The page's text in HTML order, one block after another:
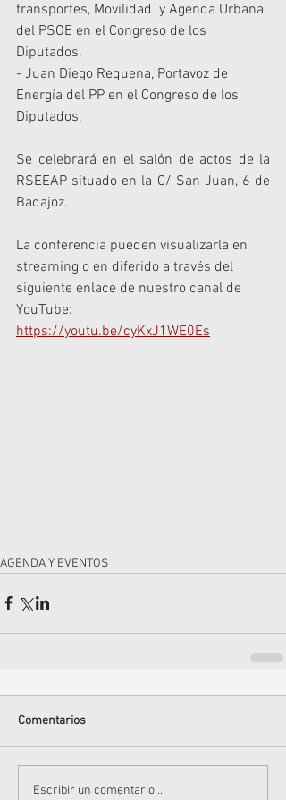
transportes, Movilidad  y Agenda Urbana
del PSOE en el Congreso de los
Diputados.
- Juan Diego Requena, Portavoz de
Energía del PP en el Congreso de los
Diputados.
Se celebrará en el salón de actos de la
RSEEAP situado en la C/ San Juan, 6 de
Badajoz.
La conferencia pueden visualizarla en
streaming o en diferido a través del
siguiente enlace de nuestro canal de
YouTube:
https://youtu.be/cyKxJ1WE0Es
AGENDA Y EVENTOS
Comentarios
Escribir un comentario...